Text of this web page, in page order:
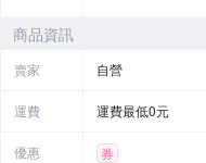
商品資訊
賣家 自營
運費 運費最低0元
優惠 券